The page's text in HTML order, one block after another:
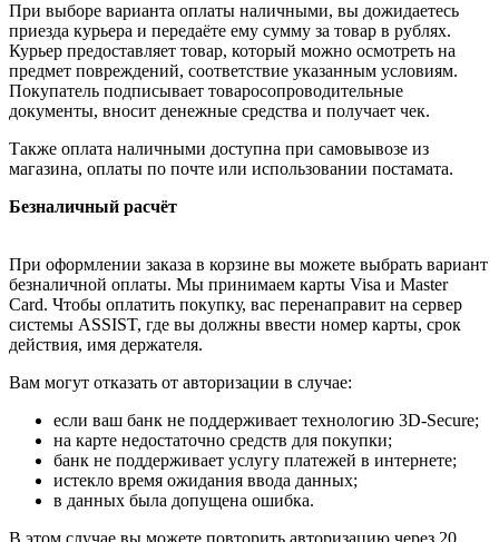
При выборе варианта оплаты наличными, вы дожидаетесь
приезда курьера и передаёте ему сумму за товар в рублях.
Курьер предоставляет товар, который можно осмотреть на
предмет повреждений, соответствие указанным условиям.
Покупатель подписывает товаросопроводительные
документы, вносит денежные средства и получает чек.
Также оплата наличными доступна при самовывозе из
магазина, оплаты по почте или использовании постамата.
Безналичный расчёт
При оформлении заказа в корзине вы можете выбрать вариант
безналичной оплаты. Мы принимаем карты Visa и Master
Card. Чтобы оплатить покупку, вас перенаправит на сервер
системы ASSIST, где вы должны ввести номер карты, срок
действия, имя держателя.
Вам могут отказать от авторизации в случае:
если ваш банк не поддерживает технологию 3D-Secure;
на карте недостаточно средств для покупки;
банк не поддерживает услугу платежей в интернете;
истекло время ожидания ввода данных;
в данных была допущена ошибка.